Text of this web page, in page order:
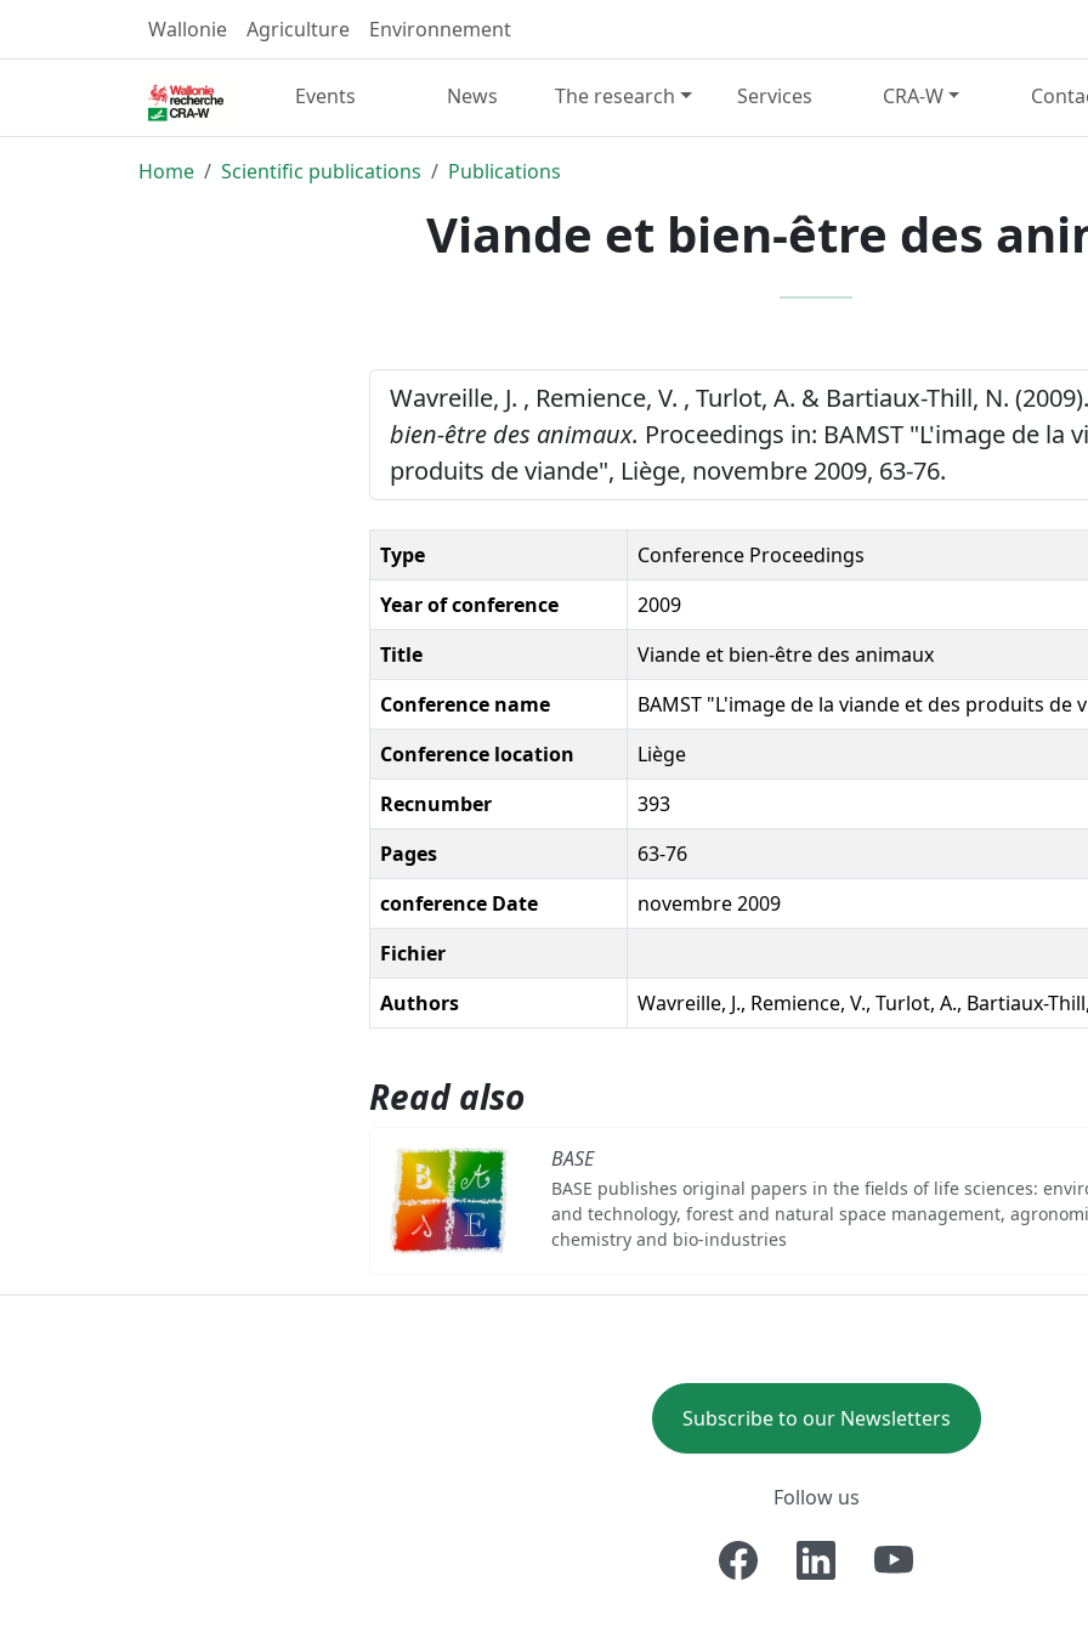
Wallonie Agriculture Environnement
Events News The research Services CRA-W
Home Scientific publications Publications
Viande et bien-être des
Wavreille, J. , Remience, V. , Turlot, A. & Bartiaux-Thill, N. (2009).
bien-être des animaux. Proceedings in: BAMST "L'image de la
produits de viande", Liège, novembre 2009, 63-76.
Type
Conference Proceedings
Year of conference
2009
Title
Viande et bien-être des animaux
Conference name
BAMST "L'image de la viande et des produits de
Conference location
Liège
Recnumber
393
Pages
63-76
conference Date
novembre 2009
Fichier
Authors
Wavreille, J., Remience, V., Turlot, A., Bartiaux-
Read also
BASE
BASE publishes original papers in the fields of life sciences:
and technology, forest and natural space management,
chemistry and bio-industries
Subscribe to our Newsletters
Follow us